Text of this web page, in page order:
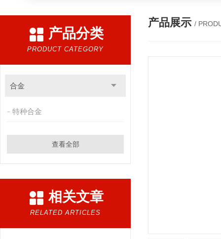
产品分类
PRODUCT CATEGORY
合金
特种合金
查看全部
相关文章
RELATED ARTICLES
产品展示 /